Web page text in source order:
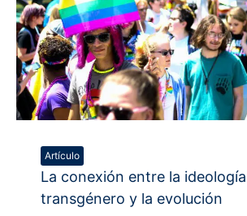
Artículo
La conexión entre la ideología
transgénero y la evolución